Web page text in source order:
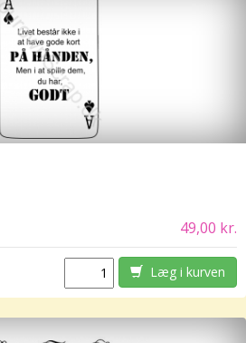
49,00 kr.
Læg i kurven